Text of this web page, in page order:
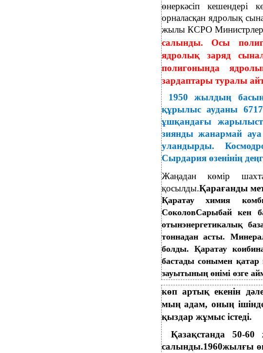
өнеркәсіп кешендері
орналасқан ядролық
жылы КСРО Министрлер
салынды. Осы
ядролық заряд
полигонында
зардаптары туралы
1950 жылдың
құрылыс ауданы
ұшқандағы
зиянды жанармай
уландырды.
Сырдария өзенінің
Жаңадан көмір
қосылды.Қарағанды
Қаратау химия
СоколовСарыбай кен
отынэнергетикалық
тоннадан асты.
болды. Қаратау
бастады сонымен қатар
зауытының өнімі өзге
көп артық екенін
мың адам, оның
қыздар жұмыс істеді.
Қазақстанда 50-
салынды.1960жылғы